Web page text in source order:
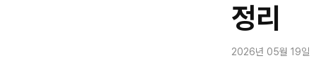
정리
2026년 05월 19일